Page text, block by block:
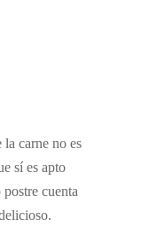
carne no es
sí es apto
cuenta